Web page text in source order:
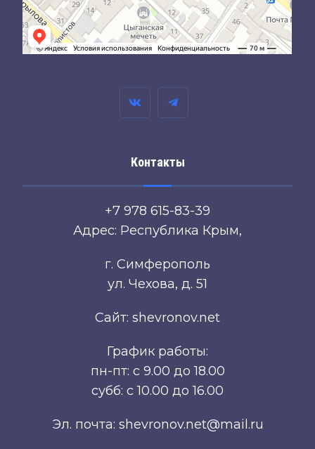
Контакты
+7 978 615-83-39
Адрес: Республика Крым,
г. Симферополь
ул. Чехова, д. 51
Сайт: shevronov.net
График работы:
пн-пт: с 9.00 до 18.00
субб: с 10.00 до 16.00
Эл. почта: shevronov.net@mail.ru